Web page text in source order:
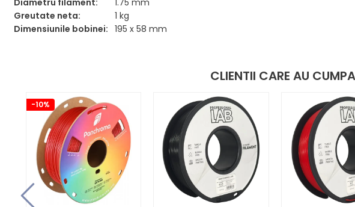
Diametru filament:
1.75 mm
Greutate neta:
1 kg
Dimensiunile bobinei: 195 x 58 mm
CLIENTII CARE AU
-10%